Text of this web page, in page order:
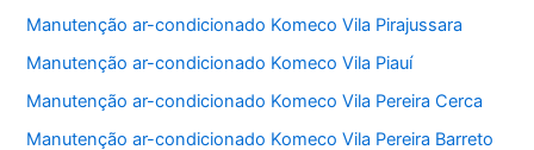
Manutenção ar-condicionado Komeco Vila Pirajussara
Manutenção ar-condicionado Komeco Vila Piauí
Manutenção ar-condicionado Komeco Vila Pereira Cerca
Manutenção ar-condicionado Komeco Vila Pereira Barreto